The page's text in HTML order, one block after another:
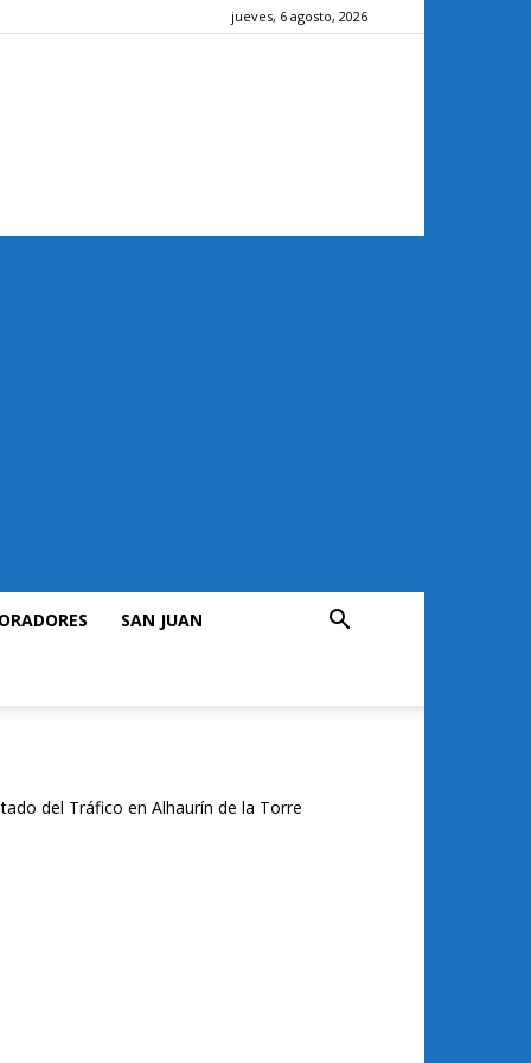
jueves, 6 agosto, 2026
SAN JUAN
del Tráfico en Alhaurín de la Torre